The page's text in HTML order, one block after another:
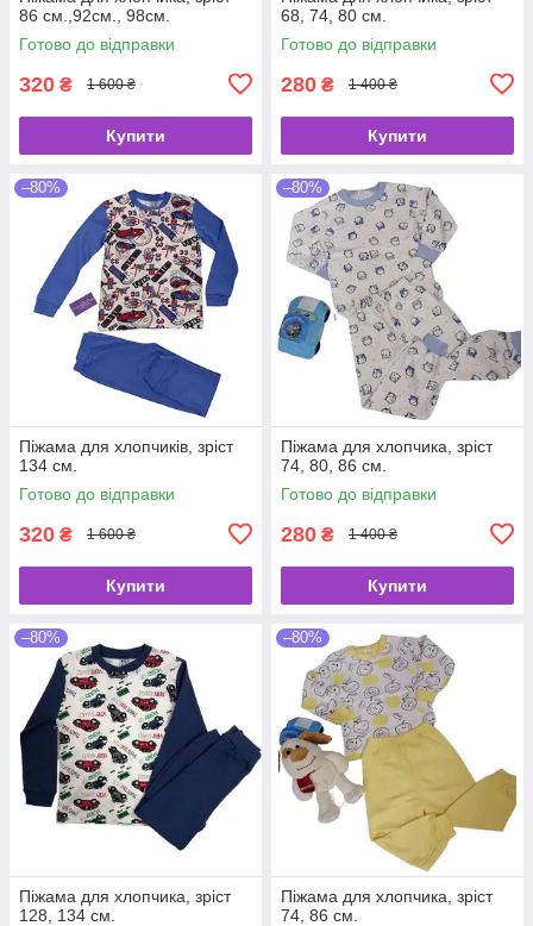
86 см.,92см., 98см.
Готово до відправки
320 ₴ 1 600 ₴
Купити
68, 74, 80 см.
Готово до відправки
280 ₴ 1 400 ₴
Купити
–80%
Піжама для хлопчиків, зріст
134 см.
Готово до відправки
320 ₴ 1 600 ₴
Купити
–80%
Піжама для хлопчика, зріст
74, 80, 86 см.
Готово до відправки
280 ₴ 1 400 ₴
Купити
–80%
Піжама для хлопчика, зріст
128, 134 см.
–80%
Піжама для хлопчика, зріст
74, 86 см.